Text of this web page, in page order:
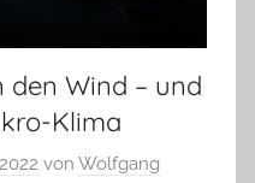
den Wind – und
Klima
von Wolfgang